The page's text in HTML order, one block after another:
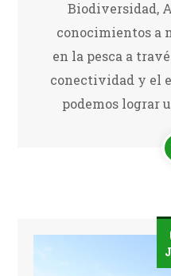
Biodiversidad,
conocimientos a
en la pesca a
conectividad y el
podemos lograr